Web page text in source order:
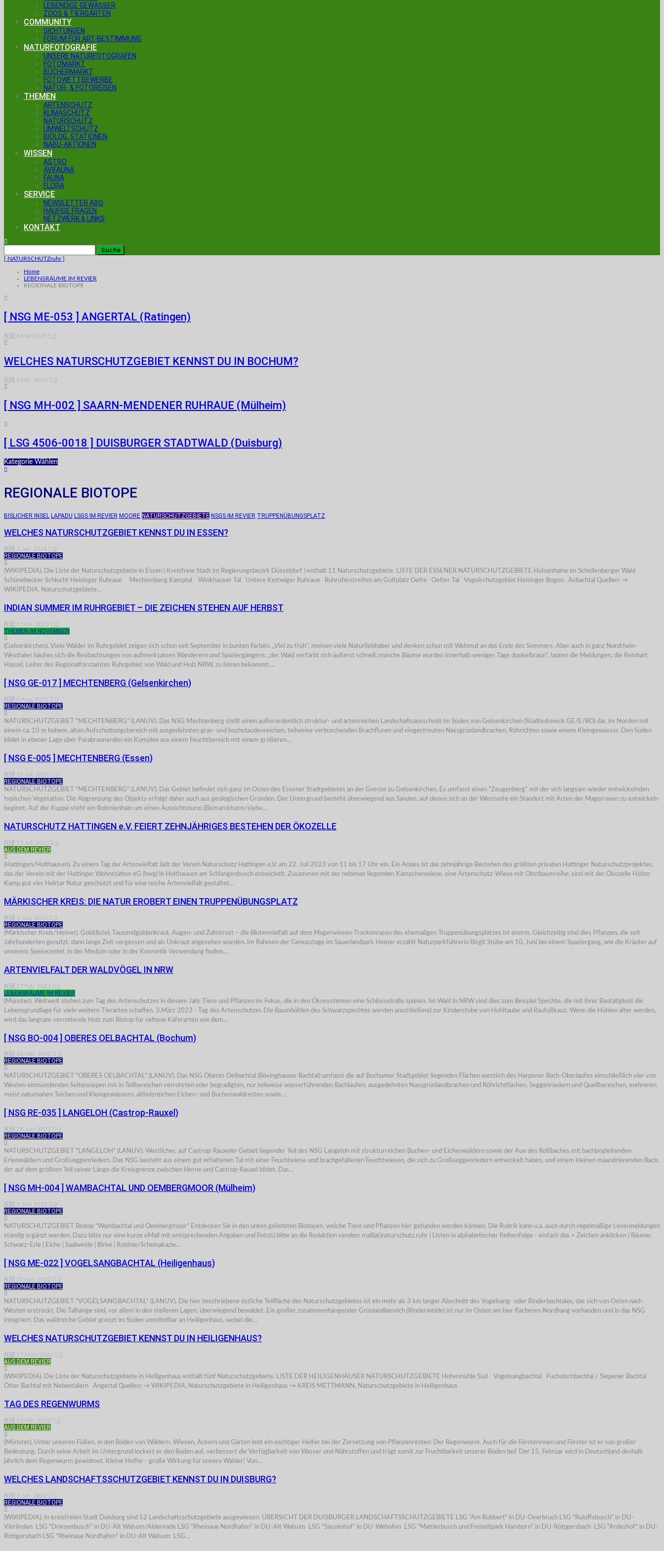
LEBENDIGE GEWÄSSER
ZOOS & TIERGÄRTEN
COMMUNITY
SICHTUNGEN
FORUM FÜR ART-BESTIMMUNG
NATURFOTOGRAFIE
UNSERE NATURFOTOGRAFEN
FOTOMARKT
BÜCHERMARKT
FOTOWETTBEWERBE
NATUR- & FOTOREISEN
THEMEN
ARTENSCHUTZ
KLIMASCHUTZ
NATURSCHUTZ
UMWELTSCHUTZ
BIOLOG. STATIONEN
NABU-AKTIONEN
WISSEN
ASTRO
AVIFAUNA
FAUNA
FLORA
SERVICE
NEWSLETTER ABO
HÄUFIGE FRAGEN
NETZWERK & LINKS
KONTAKT
[ NATURSCHUTZruhr ]
Home
LEBENSRÄUME IM REVIER
REGIONALE BIOTOPE
[ NSG ME-053 ] ANGERTAL (Ratingen)
NSR 6.Mai 2025 0
WELCHES NATURSCHUTZGEBIET KENNST DU IN BOCHUM?
NSR 2.Feb. 2025 0
[ NSG MH-002 ] SAARN-MENDENER RUHRAUE (Mülheim)
[ LSG 4506-0018 ] DUISBURGER STADTWALD (Duisburg)
Kategorie Wählen
REGIONALE BIOTOPE
BISLICHER INSEL LAPADU LSGS IM REVIER MOORE NATURSCHUTZGEBIETE NSGS IM REVIER TRUPPENÜBUNGSPLATZ
WELCHES NATURSCHUTZGEBIET KENNST DU IN ESSEN?
NSR 2.Jan. 2024 0
REGIONALE BIOTOPE
(WIKIPEDIA). Die Liste der Naturschutzgebiete in Essen ( Kreisfreie Stadt im Regierungsbezirk Düsseldorf ) enthält 11 Naturschutzgebiete. LISTE DER ESSENER NATURSCHUTZGEBIETE Hülsenhaine im Schellenberger Wald
Schönebecker Schlucht Heisinger Ruhraue Mechtenberg Kamptal Winkhauser Tal Untere Kettwiger Ruhraue Ruhruferstreifen am Golfplatz Oefte Oefter Tal Vogelschutzgebiet Heisinger Bogen Asbachtal Quellen: →
WIKIPEDIA, Naturschutzgebiete…
INDIAN SUMMER IM RUHRGEBIET – DIE ZEICHEN STEHEN AUF HERBST
NSR 1.Nov. 2023 0
THEMEN IM NOVEMBER
(Gelsenkirchen). Viele Wälder im Ruhrgebiet zeigen sich schon seit September in bunten Farben. „Viel zu früh“, meinen viele Naturliebhaber und denken schon mit Wehmut an das Ende des Sommers. Aber auch in ganz Nordrhein-
Westfalen häufen sich die Beobachtungen von aufmerksamen Wanderern und Spaziergängern: „der Wald verfärbt sich äußerst schnell; manche Bäume wurden innerhalb weniger Tage dunkelbraun“, lauten die Meldungen, die Reinhart
Hassel, Leiter des Regionalforstamtes Ruhrgebiet von Wald und Holz NRW, zu hören bekommt.…
[ NSG GE-017 ] MECHTENBERG (Gelsenkirchen)
NSR 8.Aug. 2023 0
REGIONALE BIOTOPE
NATURSCHUTZGEBIET "MECHTENBERG" (LANUV). Das NSG Mechtenberg stellt einen außerordentlich struktur- und artenreichen Landschaftsausschnitt im Süden von Gelsenkirchen (Städtedreieck GE/E/BO) dar, im Norden mit
einem ca. 10 m hohem, alten Aufschüttungsbereich mit ausgedehnten gras- und hochstaudenreichen, teilweise verbuschenden Brachfluren und eingestreuten Nassgrünlandbrachen, Röhrichten sowie einem Kleingewässer. Den Süden
bildet in ebener Lage über Parabraunerden ein Komplex aus einem Feuchtbereich mit einem größeren…
[ NSG E-005 ] MECHTENBERG (Essen)
NSR 25.Juli 2023 0
REGIONALE BIOTOPE
NATURSCHUTZGEBIET "MECHTENBERG" (LANUV). Das Gebiet befindet sich ganz im Osten des Essener Stadtgebietes an der Grenze zu Gelsenkirchen. Es umfasst einen "Zeugenberg" mit der sich langsam wieder entwickelnden
typischen Vegetation. Die Abgrenzung des Objekts erfolgt daher auch aus geologischen Gründen. Der Untergrund besteht überwiegend aus Sanden, auf denen sich an der Westseite ein Standort mit Arten der Magerrasen zu entwickeln
beginnt. Auf der Kuppe steht ein Robinienhain um einen Aussichtsturm (Bismarckturm/siehe…
NATURSCHUTZ HATTINGEN e.V. FEIERT ZEHNJÄHRIGES BESTEHEN DER ÖKOZELLE
NSR 15.Juli 2023 0
AUS DEM REVIER
(Hattingen/Holthausen). Zu einem Tag der Artenvielfalt lädt der Verein Naturschutz Hattingen e.V. am 22. Juli 2023 von 11 bis 17 Uhr ein. Ein Anlass ist das zehnjährige Bestehen des größten privaten Hattinger Naturschutzprojektes,
das der Verein mit der Hattinger Wohnstätten eG (hwg) in Holthausen am Schlangenbusch entwickelt. Zusammen mit der nebenan liegenden Kämpchenwiese, eine Artenschutz-Wiese mit Obstbaumreihe, sind mit der Ökozelle Hölter
Kamp gut vier Hektar Natur geschützt und für eine reiche Artenvielfalt gestaltet…
MÄRKISCHER KREIS: DIE NATUR EROBERT EINEN TRUPPENÜBUNGSPLATZ
NSR 5.Juni 2023 0
REGIONALE BIOTOPE
(Märkischer Kreis/Hemer). Golddistel, Tausendgüldenkraut, Augen- und Zahntrost – die Blütenvielfalt auf dem Magerwiesen-Trockenrasen des ehemaligen Truppenübungsplatzes ist enorm. Gleichzeitig sind dies Pflanzen, die seit
Jahrhunderten genutzt, dann lange Zeit vergessen und als Unkraut angesehen wurden. Im Rahmen der Genusstage im Sauerlandpark Hemer erzählt Naturparkführerin Birgit Stübe am 10. Juni bei einem Spaziergang, wie die Kräuter auf
unserem Speisezettel, in der Medizin oder in der Kosmetik Verwendung finden.…
ARTENVIELFALT DER WALDVÖGEL IN NRW
NSR 17.Feb. 2023 0
LEBENSRÄUME IM REVIER
(Münster). Weltweit stehen zum Tag des Artenschutzes in diesem Jahr Tiere und Pflanzen im Fokus, die in den Ökosystemen eine Schlüsselrolle spielen. Im Wald in NRW sind dies zum Beispiel Spechte, die mit ihrer Bautätigkeit die
Lebensgrundlage für viele weitere Tierarten schaffen. 3.März 2023 - Tag des Artenschutzes Die Baumhöhlen des Schwarzspechtes werden anschließend zur Kinderstube von Hohltaube und Raufußkauz. Wenn die Höhlen älter werden,
wird das langsam verrottende Holz zum Biotop für seltene Käferarten wie dem…
[ NSG BO-004 ] OBERES OELBACHTAL (Bochum)
NSR 28.Okt. 2022 0
REGIONALE BIOTOPE
NATURSCHUTZGEBIET "OBERES OELBACHTAL" (LANUV). Das NSG Oberes Oelbachtal (Bövinghauser Bachtal) umfasst die auf Bochumer Stadtgebiet liegenden Flächen westlich des Harpener Bach-Oberlaufes einschließlich vier von
Westen einmündenden Seitensiepen mit in Teilbereichen verrohrten oder begradigten, nur teilweise wasserführenden Bachläufen, ausgedehnten Nassgrünlandbrachen und Röhrichtflächen, Seggenriedern und Quellbereichen, mehreren
meist naturnahen Teichen und Kleingewässern, altholzreichen Eichen- und Buchenwaldresten sowie…
[ NSG RE-035 ] LANGELOH (Castrop-Rauxel)
NSR 29.Juni 2022 0
REGIONALE BIOTOPE
NATURSCHUTZGEBIET "LANGELOH" (LANUV). Westlicher, auf Castrop-Rauxeler Gebiet liegender Teil des NSG Langeloh mit strukturreichen Buchen- und Eichenwäldern sowie der Aue des Roßbaches mit bachbegleitenden
Erlenwäldern und Großseggenriedern. Das NSG besteht aus einem gut erhaltenen Tal mit einer Feuchtwiese und brachgefallenen Feuchtwiesen, die sich zu Großseggenriedern entwickelt haben, und einem kleinen mäandrierenden Bach,
der auf dem größten Teil seiner Länge die Kreisgrenze zwischen Herne und Castrop-Rauxel bildet. Das…
[ NSG MH-004 ] WAMBACHTAL UND OEMBERGMOOR (Mülheim)
NSR 1.Juni 2022 0
REGIONALE BIOTOPE
NATURSCHUTZGEBIET Biotop "Wambachtal und Oembergmoor" Entdecken Sie in den unten gelisteten Biotopen, welche Tiere und Pflanzen hier gefunden werden können. Die Rubrik kann u.a. auch durch regelmäßige Lesermeldungen
ständig ergänzt werden. Dazu bitte nur eine kurze eMail mit entsprechenden Angaben und Foto(s) bitte an die Redaktion senden: mail(at)naturschutz.ruhr ( Listen in alphabetischer Reihenfolge - einfach das + Zeichen anklicken ) Bäume:
Schwarz-Erle | Eiche | Saalweide | Birke | Robinie/Scheinakazie…
[ NSG ME-022 ] VOGELSANGBACHTAL (Heiligenhaus)
NSR 23.Apr. 2022 0
REGIONALE BIOTOPE
NATURSCHUTZGEBIET "VOGELSANGBACHTAL" (LANUV). Die hier beschriebene östliche Teilfläche des Naturschutzgebietes ist ein mehr als 3 km langer Abschnitt des Vogelsang- oder Rinderbachtales, das sich von Osten nach
Westen erstreckt. Die Talhänge sind, vor allem in den steileren Lagen, überwiegend bewaldet. Ein großer zusammenhängender Grünlandbereich (Rinderweide) ist nur im Osten am hier flacheren Nordhang vorhanden und in das NSG
integriert. Das waldreiche Gebiet grenzt im Süden unmittelbar an Heiligenhaus, wobei die…
WELCHES NATURSCHUTZGEBIET KENNST DU IN HEILIGENHAUS?
NSR 17.März 2022 0
AUS DEM REVIER
(WIKIPEDIA). Die Liste der Naturschutzgebiete in Heiligenhaus enthält fünf Naturschutzgebiete. LISTE DER HEILIGENHAUSER NATURSCHUTZGEBIETE Hofermühle Süd Vogelsangbachtal Fuchslochbachtal / Siepener Bachtal
Öfter Bachtal mit Nebentälern Angertal Quellen: → WIKIPEDIA, Naturschutzgebiete in Heiligenhaus → KREIS METTMANN, Naturschutzgebiete in Heiligenhaus
TAG DES REGENWURMS
NSR 14.Feb. 2022 0
AUS DEM REVIER
(Münster). Unter unseren Füßen, in den Böden von Wäldern, Wiesen, Äckern und Gärten lebt ein wichtiger Helfer bei der Zersetzung von Pflanzenresten: Der Regenwurm. Auch für die Försterinnen und Förster ist er von großer
Bedeutung. Durch seine Arbeit im Untergrund lockert er den Boden auf, verbessert die Verfügbarkeit von Wasser und Nährstoffen und trägt somit zur Fruchtbarkeit unserer Böden bei! Der 15. Februar wird in Deutschland deshalb
jährlich dem Regenwurm gewidmet. Kleine Helfer - große Wirkung für unsere Wälder! Von…
WELCHES LANDSCHAFTSSCHUTZGEBIET KENNST DU IN DUISBURG?
NSR 2.Jan. 2022 0
REGIONALE BIOTOPE
(WIKIPEDIA). In kreisfreien Stadt Duisburg sind 52 Landschaftsschutzgebiete ausgewiesen. ÜBERSICHT DER DUISBURGER LANDSCHAFTSSCHUTZGEBIETE LSG "Am Rubbert" in DU-Overbruch LSG "Ruloffsbusch" in DU-
Vierlinden LSG "Driesenbusch" in DU-Alt Walsum/Aldenrade LSG "Rheinaue Nordhafen" in DU-Alt Walsum LSG "Sassenhof" in DU-Wehofen LSG "Mattlerbusch und Freizeitpark Hamborn" in DU-Röttgersbach LSG "Ardeshof" in DU-
Röttgersbach LSG "Rheinaue Nordhafen" in DU-Alt Walsum LSG…